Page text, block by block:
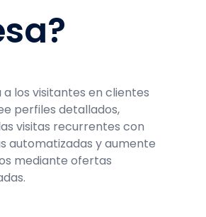
los visitantes en clientes
perfiles detallados,
visitas recurrentes con
automatizadas y aumente
mediante ofertas